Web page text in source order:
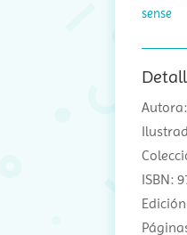
sense
ISBN: